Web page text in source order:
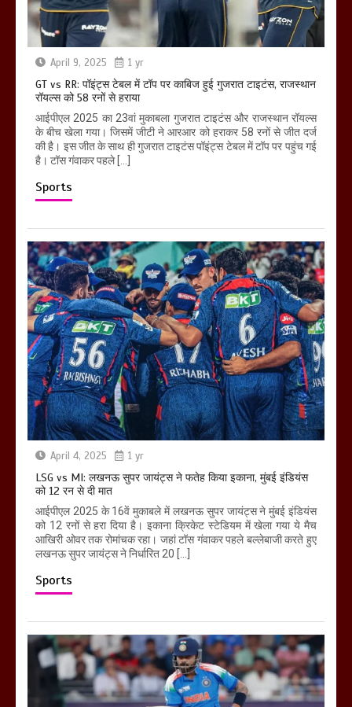
April 9, 2025 1 yr
GT vs RR: पॉइंट्स टेबल में टॉप पर काबिज हुई गुजरात टाइटंस, राजस्थान
रॉयल्स को 58 रनों से हराया
आईपीएल 2025 का 23वां मुकाबला गुजरात टाइटंस और राजस्थान रॉयल्स
के बीच खेला गया। जिसमें जीटी ने आरआर को हराकर 58 रनों से जीत दर्ज
की है। इस जीत के साथ ही गुजरात टाइटंस पॉइंट्स टेबल में टॉप पर पहुंच गई
है। टॉस गंवाकर पहले […]
Sports
April 4, 2025 1 yr
LSG vs MI: लखनऊ सुपर जायंट्स ने फतेह किया इकाना, मुंबई इंडियंस
को 12 रन से दी मात
आईपीएल 2025 के 16वें मुकाबले में लखनऊ सुपर जायंट्स ने मुंबई इंडियंस
को 12 रनों से हरा दिया है। इकाना क्रिकेट स्टेडियम में खेला गया ये मैच
आखिरी ओवर तक रोमांचक रहा। जहां टॉस गंवाकर पहले बल्लेबाजी करते हुए
लखनऊ सुपर जायंट्स ने निर्धारित 20 […]
Sports